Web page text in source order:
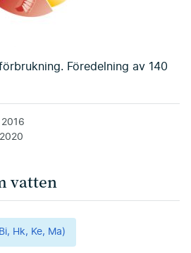
Föredelning av 140
vatten
Hk, Ke, Ma)